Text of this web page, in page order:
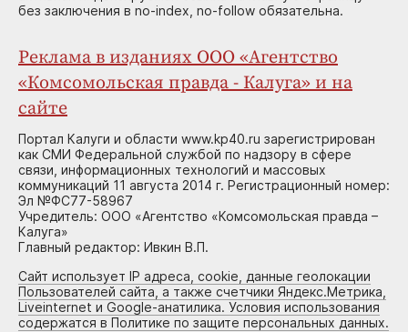
без заключения в no-index, no-follow обязательна.
Реклама в изданиях ООО «Агентство
«Комсомольская правда - Калуга» и на
сайте
Портал Калуги и области www.kp40.ru зарегистрирован
как СМИ Федеральной службой по надзору в сфере
связи, информационных технологий и массовых
коммуникаций 11 августа 2014 г. Регистрационный номер:
Эл №ФС77-58967
Учредитель: ООО «Агентство «Комсомольская правда –
Калуга»
Главный редактор: Ивкин В.П.
Сайт использует IP адреса, cookie, данные геолокации
Пользователей сайта, а также счетчики Яндекс.Метрика,
Liveinternet и Google-анатилика. Условия использования
содержатся в Политике по защите персональных данных.